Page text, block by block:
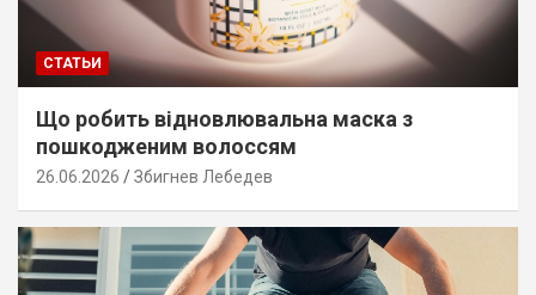
СТАТЬИ
Що робить відновлювальна маска з
пошкодженим волоссям
26.06.2026 Збигнев Лебедев